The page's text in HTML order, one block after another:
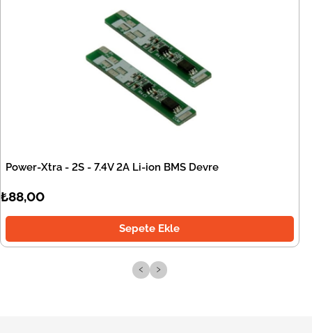
Power-Xtra - 2S - 7.4V 2A Li-ion BMS Devre
₺88,00
Sepete Ekle
‹ ›